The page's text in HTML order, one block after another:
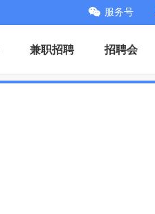
服务号
兼职招聘 招聘会